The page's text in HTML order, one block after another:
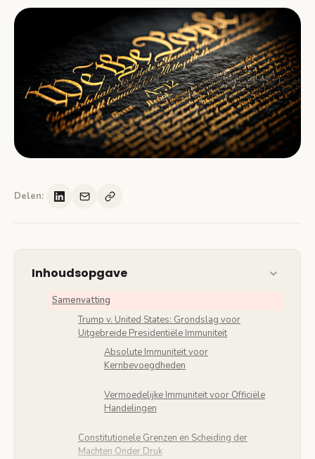
Delen:
Inhoudsopgave
Samenvatting
Trump v. United States: Grondslag voor
Uitgebreide Presidentiële Immuniteit
Absolute Immuniteit voor
Kernbevoegdheden
Vermoedelijke Immuniteit voor Officiële
Handelingen
Constitutionele Grenzen en Scheiding der
Machten Onder Druk